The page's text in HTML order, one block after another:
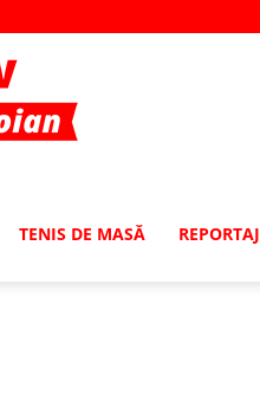
TENIS DE MASĂ REPORTAJ